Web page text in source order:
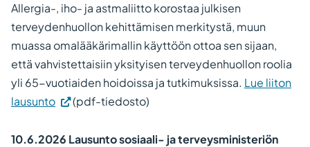
Allergia-, iho- ja astmaliitto korostaa julkisen
terveydenhuollon kehittämisen merkitystä, muun
muassa omalääkärimallin käyttöön ottoa sen sijaan,
että vahvistettaisiin yksityisen terveydenhuollon roolia
yli 65-vuotiaiden hoidoissa ja tutkimuksissa. Lue liiton
lausunto
(pdf-tiedosto)
10.6.2026 Lausunto sosiaali- ja terveysministeriön